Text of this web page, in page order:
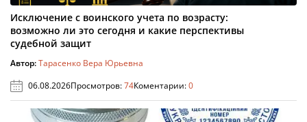
Исключение с воинского учета по возрасту:
возможно ли это сегодня и какие перспективы
судебной защит
Автор:Тарасенко Вера Юрьевна
06.08.2026Просмотров:74Коментарии:0